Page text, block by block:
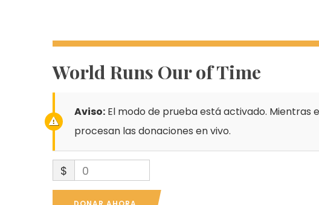
World Runs Our of Time
Aviso: El modo de prueba está activado. Mientras
procesan las donaciones en vivo.
$ 0